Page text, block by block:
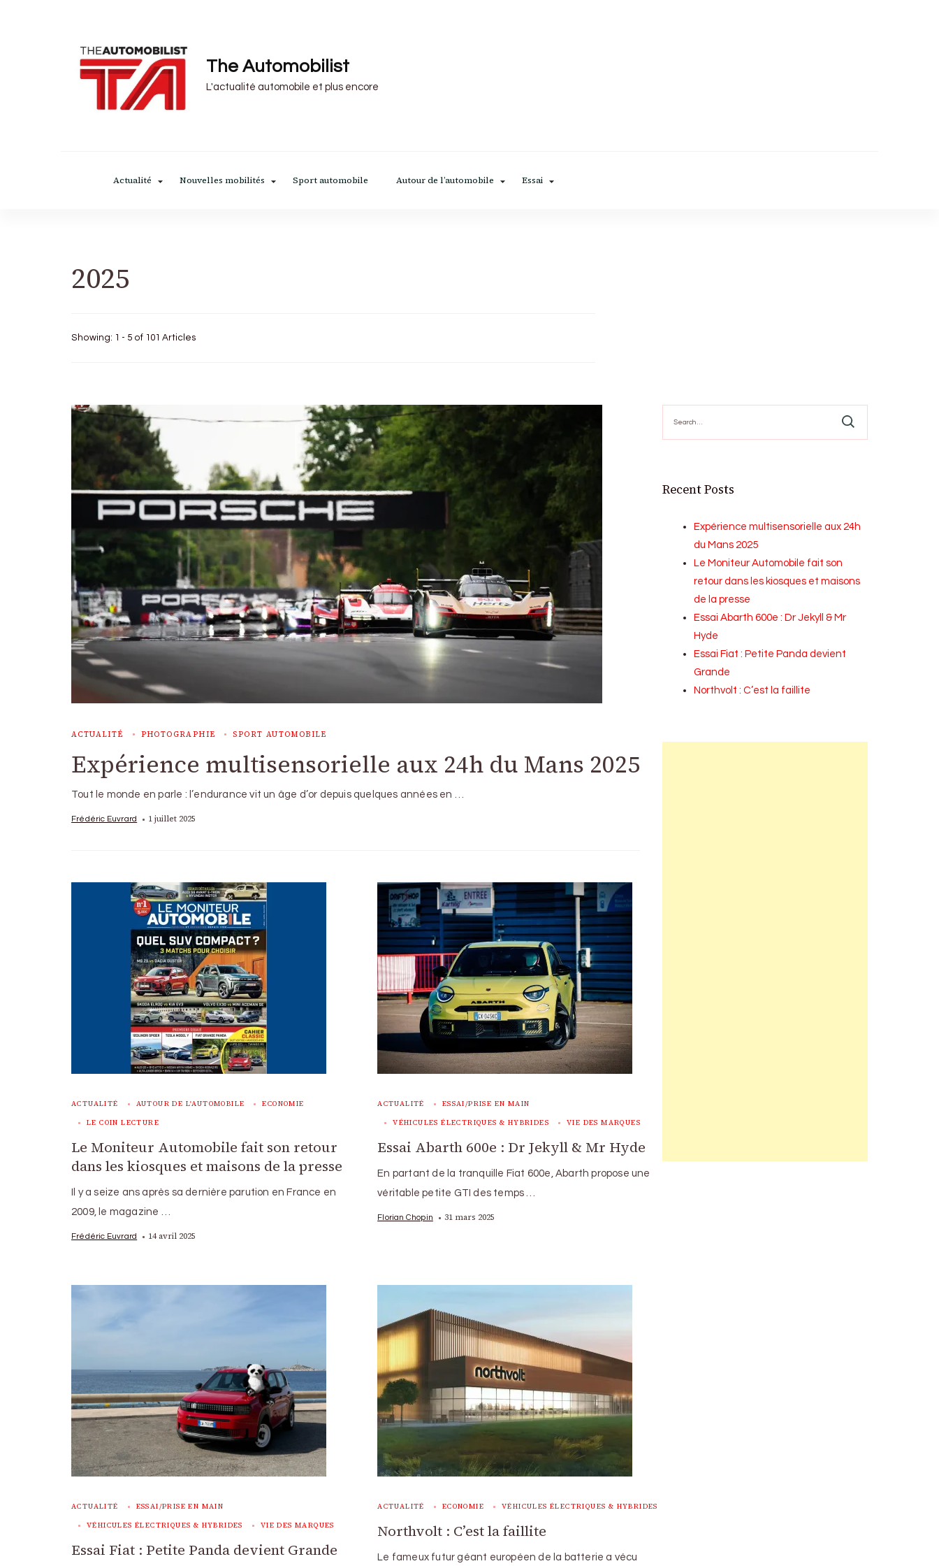
The Automobilist
L'actualité automobile et plus encore
Actualité Nouvelles mobilités Sport automobile Autour de l’automobile Essai
2025
Showing: 1 - 5 of 101 Articles
ACTUALITÉ PHOTOGRAPHIE SPORT AUTOMOBILE
Expérience multisensorielle aux 24h du Mans 2025
Tout le monde en parle : l’endurance vit un âge d’or depuis quelques années en …
Frédéric Euvrard 1 juillet 2025
ACTUALITÉ AUTOUR DE L'AUTOMOBILE ECONOMIE
LE COIN LECTURE
Le Moniteur Automobile fait son retour
dans les kiosques et maisons de la presse
Il y a seize ans après sa dernière parution en France en
2009, le magazine …
Frédéric Euvrard 14 avril 2025
ACTUALITÉ ESSAI/PRISE EN MAIN
VÉHICULES ÉLECTRIQUES & HYBRIDES VIE DES MARQUES
Essai Abarth 600e : Dr Jekyll & Mr Hyde
En partant de la tranquille Fiat 600e, Abarth propose une
véritable petite GTI des temps …
Florian Chopin 31 mars 2025
ACTUALITÉ ESSAI/PRISE EN MAIN
VÉHICULES ÉLECTRIQUES & HYBRIDES VIE DES MARQUES
Essai Fiat : Petite Panda devient Grande
ACTUALITÉ ECONOMIE VÉHICULES ÉLECTRIQUES & HYBRIDES
Northvolt : C’est la faillite
Le fameux futur géant européen de la batterie a vécu
for:
Recent Posts
Expérience multisensorielle aux 24h
du Mans 2025
Le Moniteur Automobile fait son
retour dans les kiosques et maisons
de la presse
Essai Abarth 600e : Dr Jekyll & Mr
Hyde
Essai Fiat : Petite Panda devient
Grande
Northvolt : C’est la faillite